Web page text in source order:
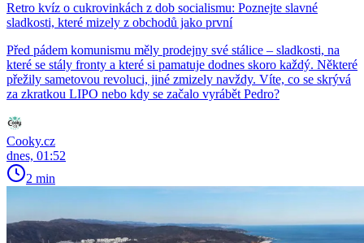
Retro kvíz o cukrovinkách z dob socialismu: Poznejte slavné
sladkosti, které mizely z obchodů jako první
Před pádem komunismu měly prodejny své stálice – sladkosti, na
které se stály fronty a které si pamatuje dodnes skoro každý. Některé
přežily sametovou revoluci, jiné zmizely navždy. Víte, co se skrývá
za zkratkou LIPO nebo kdy se začalo vyrábět Pedro?
Cooky.cz
dnes, 01:52
2 min